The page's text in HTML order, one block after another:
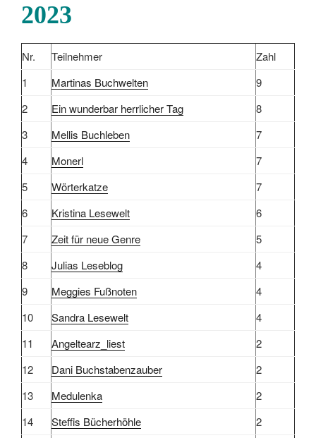
2023
Nr. Teilnehmer
Zahl
1
Martinas Buchwelten
9
2
Ein wunderbar herrlicher Tag
8
3
Mellis Buchleben
7
4
Monerl
7
5
Wörterkatze
7
6
Kristina Lesewelt
6
7
Zeit für neue Genre
5
8
Julias Leseblog
4
9
Meggies Fußnoten
4
10
Sandra Lesewelt
4
11
Angeltearz_liest
2
12
Dani Buchstabenzauber
2
13
Medulenka
2
14
Steffis Bücherhöhle 2